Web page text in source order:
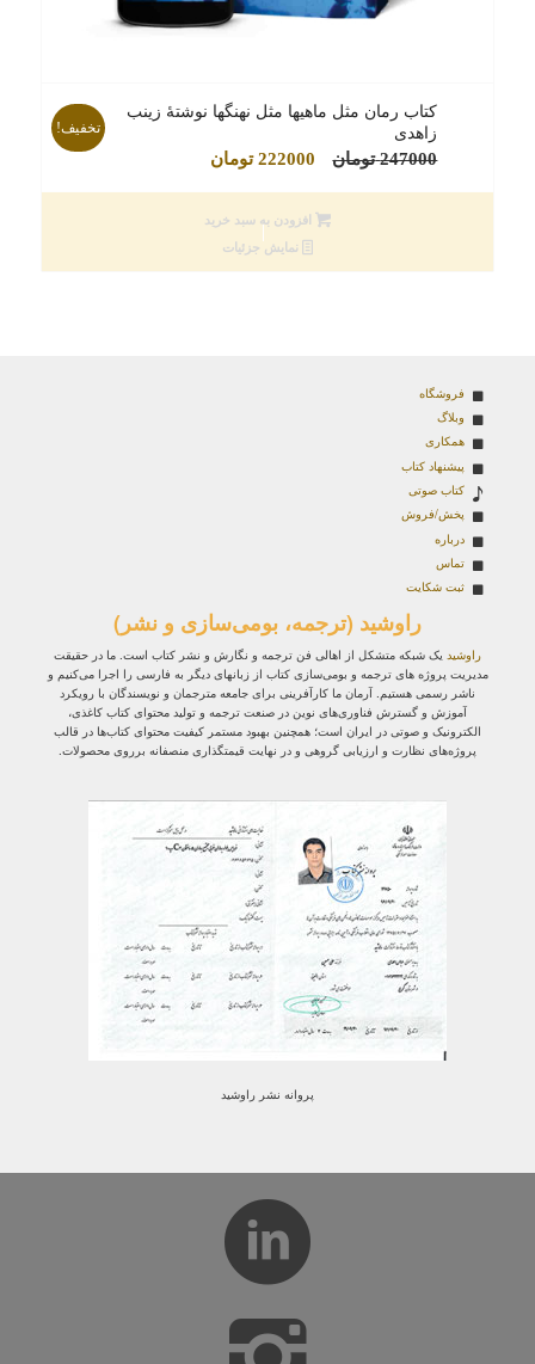
کتاب رمان مثل ماهیها مثل نهنگها نوشتۀ زینب
زاهدی
247000 تومان
قیمت
247000 تومان
بود.
222000 تومانقیمت
تخفیف!
افزودن به سبد خرید
نمایش جزئیات
فروشگاه
وبلاگ
همکاری
پیشنهاد کتاب
کتاب صوتی
پخش/فروش
درباره
تماس
ثبت شکایت
راوشید (ترجمه، بومی‌سازی و نشر)
راوشید یک شبکه متشکل از اهالی فن ترجمه و نگارش و نشر کتاب است. ما در حقیقت
مدیریت پروژه‌ های ترجمه و بومی‌سازی کتاب از زبانهای دیگر به فارسی را اجرا می‌کنیم و
ناشر رسمی هستیم. آرمان ما کارآفرینی برای جامعه مترجمان و نویسندگان با رویکرد
آموزش و گسترش فناوری‌های نوین در صنعت ترجمه و تولید محتوای کتاب کاغذی،
الکترونیک و صوتی در ایران است؛ همچنین بهبود مستمر کیفیت محتوای کتاب‌ها در قالب
پروژه‌های نظارت و ارزیابی گروهی و در نهایت قیمتگذاری منصفانه برروی محصولات.
پروانه نشر راوشید